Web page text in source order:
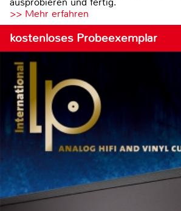
>> Mehr erfahren
kostenloses Probeexemplar